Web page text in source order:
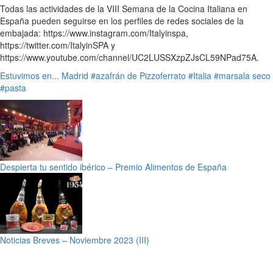
Todas las actividades de la VIII Semana de la Cocina Italiana en
España pueden seguirse en los perfiles de redes sociales de la
embajada: https://www.instagram.com/Italyinspa,
https://twitter.com/ItalyinSPA y
https://www.youtube.com/channel/UC2LUSSXzpZJsCL59NPad75A.
Estuvimos en... Madrid #azafrán de Pizzoferrato #Italia #marsala seco
#pasta
Despierta tu sentido ibérico – Premio Alimentos de España
Noticias Breves – Noviembre 2023 (III)